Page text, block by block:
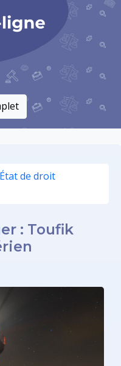
de droit
: Toufik